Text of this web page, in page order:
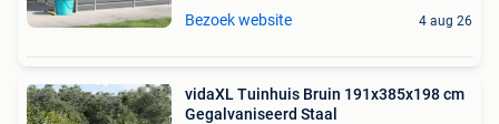
Bezoek website 4 aug 26
vidaXL Tuinhuis Bruin 191x385x198 cm
Gegalvaniseerd Staal